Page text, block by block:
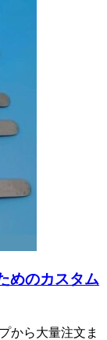
めのカスタム
から大量注文ま